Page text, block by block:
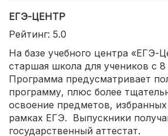
ЕГЭ-ЦЕНТР
Рейтинг: 5.0
На базе учебного центра «ЕГЭ-
старшая школа для учеников с 8
Программа предусматривает
программу, плюс более
освоение предметов,
рамках ЕГЭ. Выпускники
государственный аттестат.